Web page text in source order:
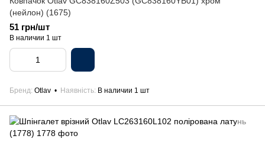
(нейлон) (1675)
51 грн/шт
В наличии 1 шт
Бренд Otlav Наявність В наличии 1 шт